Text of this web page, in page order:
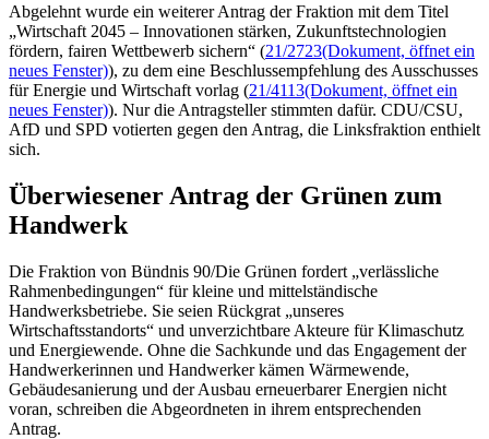
Abgelehnt wurde ein weiterer Antrag der Fraktion mit dem Titel
„Wirtschaft 2045 – Innovationen stärken, Zukunftstechnologien
fördern, fairen Wettbewerb sichern“ (21/2723(Dokument, öffnet ein
neues Fenster)), zu dem eine Beschlussempfehlung des Ausschusses
für Energie und Wirtschaft vorlag (21/4113(Dokument, öffnet ein
neues Fenster)). Nur die Antragsteller stimmten dafür. CDU/CSU,
AfD und SPD votierten gegen den Antrag, die Linksfraktion enthielt
sich.
Überwiesener Antrag der Grünen zum
Handwerk
Die Fraktion von Bündnis 90/Die Grünen fordert „verlässliche
Rahmenbedingungen“ für kleine und mittelständische
Handwerksbetriebe. Sie seien Rückgrat „unseres
Wirtschaftsstandorts“ und unverzichtbare Akteure für Klimaschutz
und Energiewende. Ohne die Sachkunde und das Engagement der
Handwerkerinnen und Handwerker kämen Wärmewende,
Gebäudesanierung und der Ausbau erneuerbarer Energien nicht
voran, schreiben die Abgeordneten in ihrem entsprechenden
Antrag.